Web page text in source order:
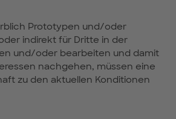
Prototypen und/oder
indirekt für Dritte in der
und/oder bearbeiten und damit
nachgehen, müssen eine
zu den aktuellen Konditionen